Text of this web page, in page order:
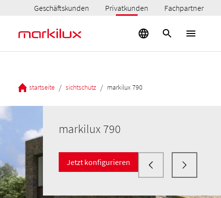
Geschäftskunden Privatkunden Fachpartner
startseite / sichtschutz / markilux 790
markilux 790
Jetzt konfigurieren